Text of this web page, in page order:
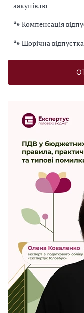
закупівлю
🐾 Компенсація
🐾 Щорічна